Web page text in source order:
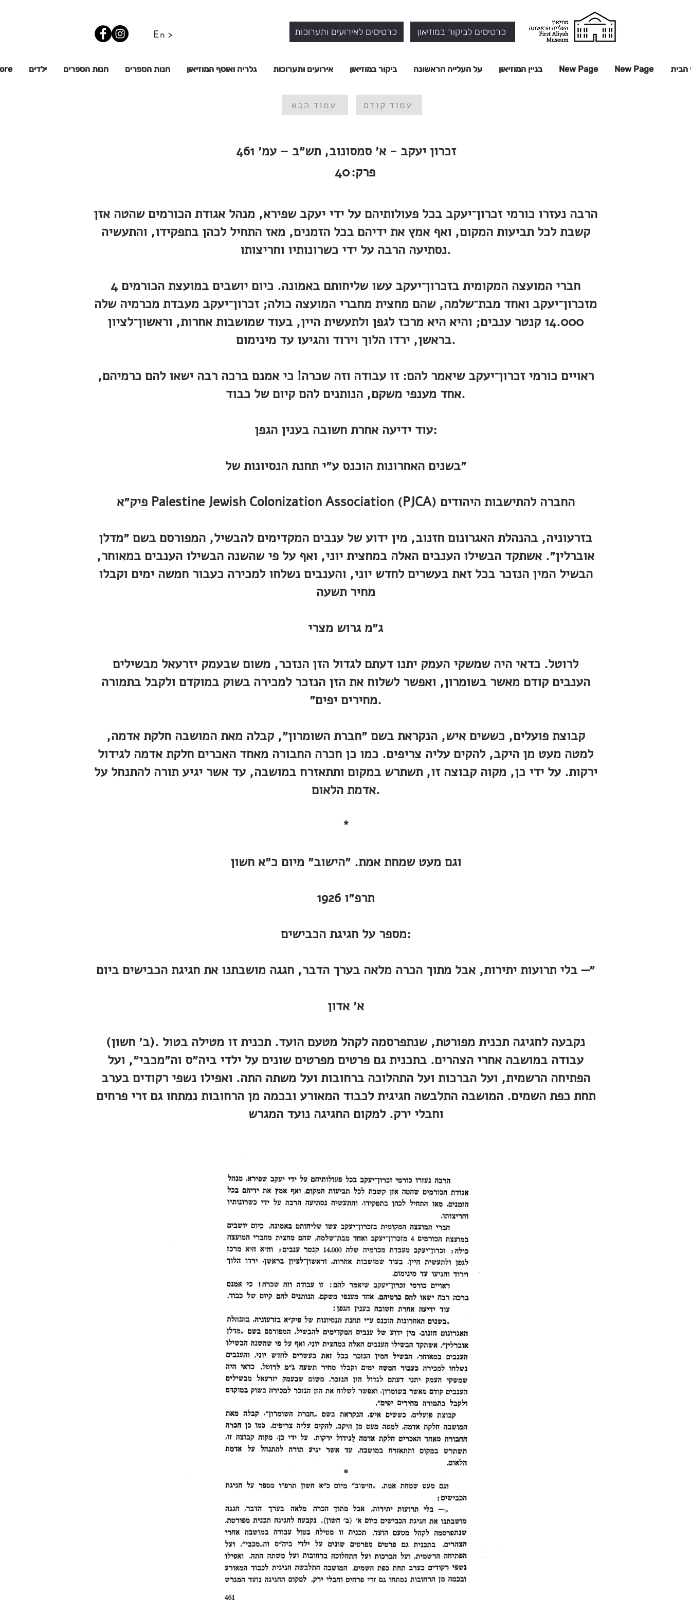
En > כרטיסים לאירועים ותערוכות כרטיסים לביקור במוזיאון
הבית New Page
New Page בניין המוזיאון על העלייה הראשונה ביקור במוזיאון אירועים ותערוכות גלריה ואוסף המוזיאון חנות הספרים חנות הספרים ילדים
עמוד הבא עמוד קודם
זכרון יעקב - א׳ סמסונוב, תש״ב – עמ׳ 461
40פרק:
הרבה נעזרו כורמי זכרון־יעקב בכל פעולותיהם על ידי יעקב שפירא, מנהל אגודת הכורמים שהטה אזן
קשבת לכל תביעות המקום, ואף אמץ את ידיהם בכל הזמנים, מאז התחיל לכהן בתפקידו, והתעשיה
נסתיעה הרבה על ידי כשרונותיו וחריצותו.
חברי המועצה המקומית בזכרון־יעקב עשו שליחותם באמונה. כיום יושבים במועצת הכורמים 4
מזכרון־יעקב ואחד מבת־שלמה, שהם מחצית מחברי המועצה כולה; זכרון־יעקב מעבדת מכרמיה שלה
14.000 קנטר ענבים; והיא היא מרכז לגפן ולתעשית היין, בעוד שמושבות אחרות, וראשון־לציון
בראשן, ירדו הלוך וירוד והגיעו עד מינימום.
ראויים כורמי זכרון־יעקב שיאמר להם: זו עבודה וזה שכרה! כי אמנם ברכה רבה ישאו להם כרמיהם,
אחד מענפי משקם, הנותנים להם קיום של כבוד.
עוד ידיעה אחרת חשובה בענין הגפן:
״בשנים האחרונות הוכנס ע״י תחנת הנסיונות של
פיק״א Palestine Jewish Colonization Association (PJCA) החברה להתישבות היהודים
בזרעוניה, בהנהלת האגרונום חזנוב, מין ידוע של ענבים המקדימים להבשיל, המפורסם בשם ״מדלן
אוברלין״. אשתקד הבשילו הענבים האלה במחצית יוני, ואף על פי שהשנה הבשילו הענבים במאוחר,
הבשיל המין הנזכר בכל זאת בעשרים לחדש יוני, והענבים נשלחו למכירה כעבור חמשה ימים וקבלו
מחיר תשעה
ג״מ גרוש מצרי
לרוטל. כדאי היה שמשקי העמק יתנו דעתם לגדול הזן הנזכר, משום שבעמק יזרעאל מבשילים
הענבים קודם מאשר בשומרון, ואפשר לשלוח את הזן הנזכר למכירה בשוק במוקדם ולקבל בתמורה
מחירים יפים״.
קבוצת פועלים, כששים איש, הנקראת בשם ״חברת השומרון״, קבלה מאת המושבה חלקת אדמה,
למטה מעט מן היקב, להקים עליה צריפים. כמו כן חכרה החבורה מאחד האכרים חלקת אדמה לגידול
ירקות. על ידי כן, מקוה קבוצה זו, תשתרש במקום ותתאזרח במושבה, עד אשר יגיע תורה להתנחל על
אדמת הלאום.
*
וגם מעט שמחת אמת. ״הישוב״ מיום כ״א חשון
תרפ״ו 1926
מספר על חגיגת הכבישים:
״— בלי תרועות יתירות, אבל מתוך הכרה מלאה בערך הדבר, חגגה מושבתנו את חגיגת הכבישים ביום
א׳ אדון
(ב׳ חשון). נקבעה לחגיגה תכנית מפורטת, שנתפרסמה לקהל מטעם הועד. תכנית זו מטילה בטול
עבודה במושבה אחרי הצהרים. בתכנית גם פרטים מפרטים שונים על ילדי ביה״ס וה״מכבי״, ועל
הפתיחה הרשמית, ועל הברכות ועל התהלוכה ברחובות ועל משתה התה. ואפילו נשפי רקודים בערב
תחת כפת השמים. המושבה התלבשה חגיגית לכבוד המאורע ובכמה מן הרחובות נמתחו גם זרי פרחים
וחבלי ירק. למקום החגיגה נועד המגרש